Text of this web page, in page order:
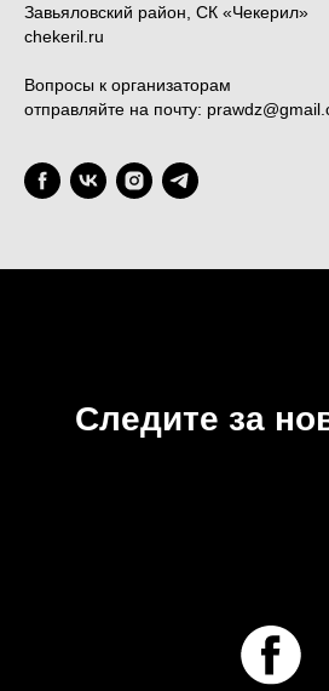
Завьяловский район, СК «Чекерил»
chekeril.ru
Вопросы к организаторам
отправляйте на почту:
Следите за